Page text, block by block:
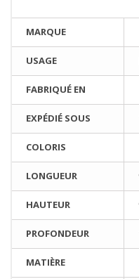
MARQUE
USAGE
FABRIQUÉ EN
EXPÉDIÉ SOUS
COLORIS
LONGUEUR
HAUTEUR
PROFONDEUR
MATIÈRE